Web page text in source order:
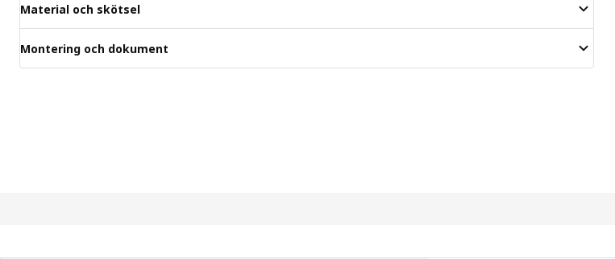
Material och skötsel
Montering och dokument